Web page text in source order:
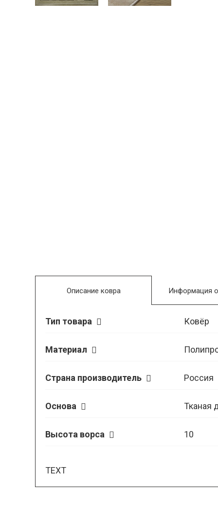
Описание ковра
Тип товара Ковёр
Материал
Страна производитель Россия
Основа Тканая
Высота ворса 10
TEXT
Информация